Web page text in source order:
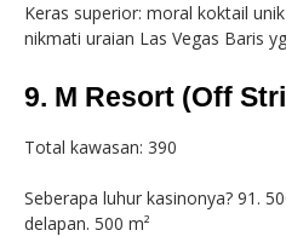
Keras superior: moral koktail
nikmati uraian Las Vegas Baris
9. M Resort (Off
Total kawasan: 390
Seberapa luhur kasinonya? 91.
delapan. 500 m²